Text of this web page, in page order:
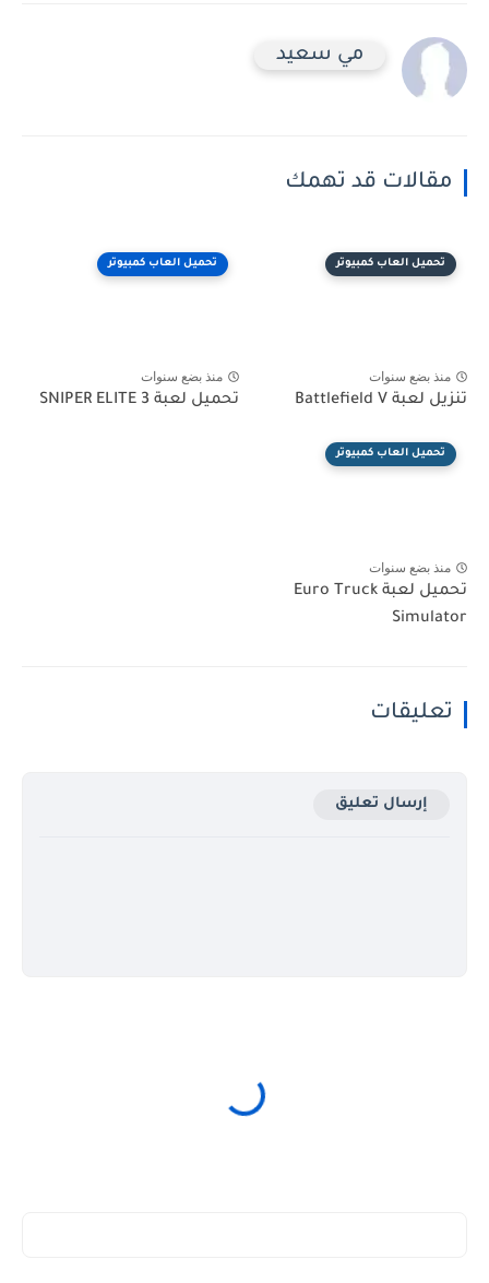
مي سعيد
مقالات قد تهمك
تحميل العاب كمبيوتر
منذ بضع سنوات
تنزيل لعبة Battlefield V
تحميل العاب كمبيوتر
منذ بضع سنوات
تحميل لعبة SNIPER ELITE 3
تحميل العاب كمبيوتر
منذ بضع سنوات
تحميل لعبة Euro Truck
Simulator
تعليقات
إرسال تعليق